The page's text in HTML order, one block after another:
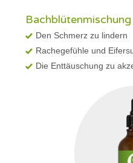
Den Schmerz zu lindern
Rachegefühle und
Die Enttäuschung zu